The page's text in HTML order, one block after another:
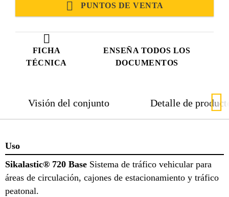
FICHA
TÉCNICA
ENSEÑA TODOS LOS
DOCUMENTOS
PUNTOS DE VENTA
Visión del conjunto Detalle de
Uso
Sikalastic® 720 Base Sistema de tráfico vehicular para
áreas de circulación, cajones de estacionamiento y tráfico
peatonal.